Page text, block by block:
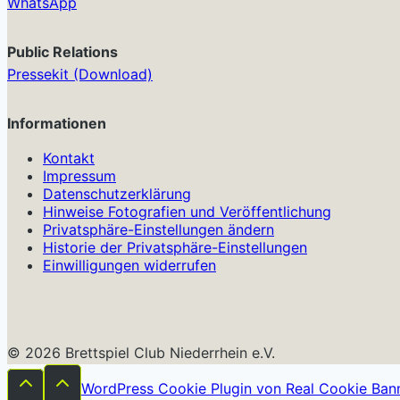
Public Relations
Pressekit (Download)
Informationen
Kontakt
Impressum
Datenschutzerklärung
Hinweise Fotografien und Veröffentlichung
Privatsphäre-Einstellungen ändern
Historie der Privatsphäre-Einstellungen
Einwilligungen widerrufen
© 2026 Brettspiel Club Niederrhein e.V.
WordPress Cookie Plugin von Real Cookie